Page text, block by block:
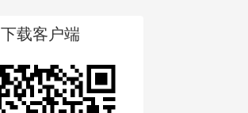
下载客户端